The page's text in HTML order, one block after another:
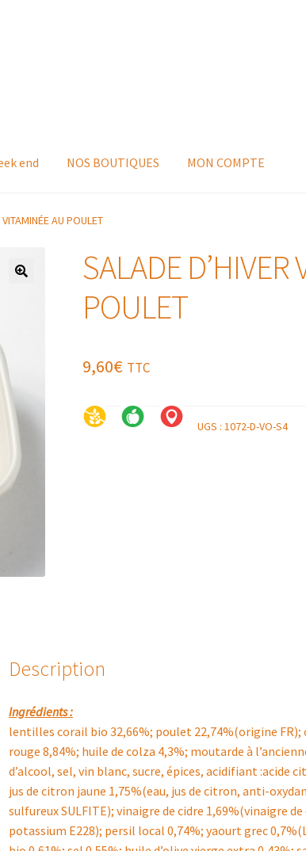
end NOS BOUTIQUES MON COMPTE
AU POULET
SALADE D’HIVER
POULET
9,60€ TTC
UGS : 1072-D-VO-S4
Description
Ingrédients :
lentilles corail bio 32,66%; poulet 22,74%(origine FR);
rouge 8,84%; huile de colza 4,3%; moutarde à
d’alcool, sel, vin blanc, sucre, épices, acidifiant :acide
jus de citron jaune 1,75%(eau, jus de citron, anti-
sulfureux SULFITE); vinaigre de cidre 1,69%(vinaigre
potassium E228); persil local 0,74%; yaourt grec